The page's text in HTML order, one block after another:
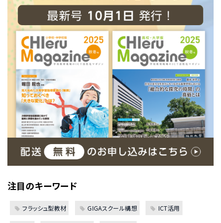
注目のキーワード
フラッシュ型教材 GIGAスクール構想 ICT活用